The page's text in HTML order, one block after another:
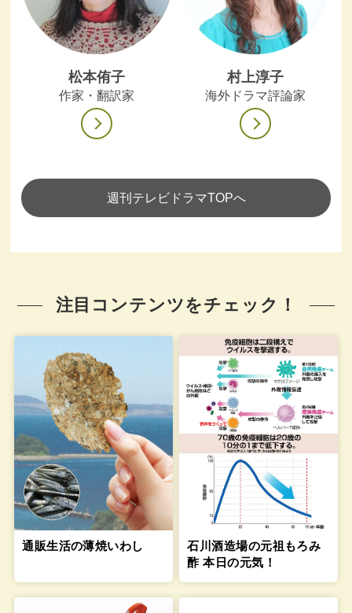
松本侑子
作家・翻訳家
村上淳子
海外ドラマ評論家
週刊テレビドラマTOPへ
注目コンテンツをチェック！
通販生活の薄焼いわし
石川酒造場の元祖もろみ
酢 本日の元気！